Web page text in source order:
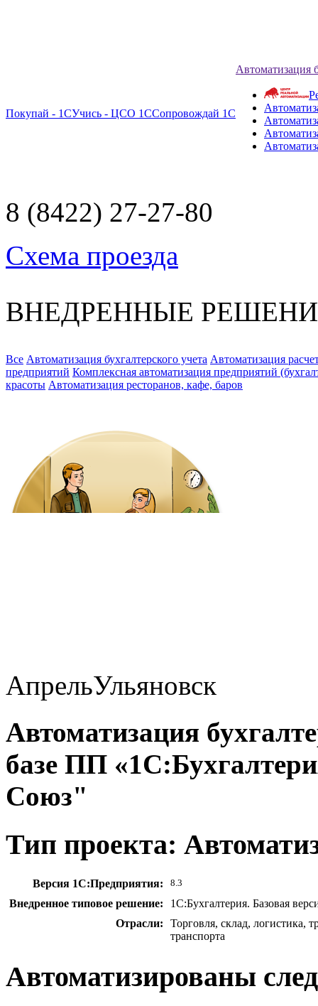
Покупай - 1СУчись - ЦСО 1ССопровождай 1С
Автоматизация
8 (8422) 27-27-80
Схема проезда
ВНЕДРЕННЫЕ
Все Автоматизация бухгалтерского учета Автоматизация
предприятий Комплексная автоматизация предприятий
красоты Автоматизация ресторанов, кафе, баров
АпрельУльяновск
Автоматизация
базе ПП
Союз"
Тип проекта:
Версия 1С:Предприятия: 8.3
Внедренное типовое решение:
1С:Бухгалтерия. Базовая
Отрасли:
Торговля, склад, логистика,
транспорта
Автоматизированы